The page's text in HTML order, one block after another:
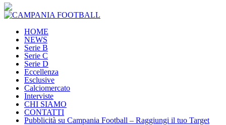
HOME
NEWS
Serie B
Serie C
Serie D
Eccellenza
Esclusive
Calciomercato
Interviste
CHI SIAMO
CONTATTI
Pubblicità su Campania Football – Raggiungi il tuo Target